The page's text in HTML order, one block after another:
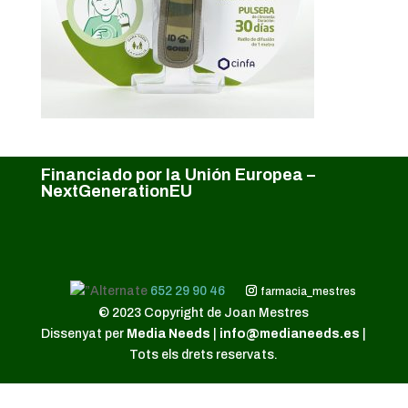
Financiado por la Unión Europea –
NextGenerationEU
652 29 90 46 farmacia_mestres
© 2023 Copyright de Joan Mestres
Dissenyat per Media Needs info@medianeeds.es
Tots els drets reservats.